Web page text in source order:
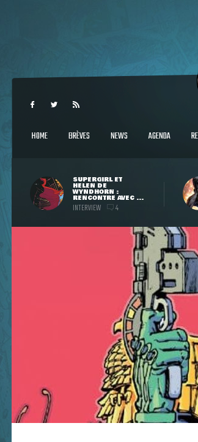
HOME BRÈVES NEWS AGENDA
SUPERGIRL ET
HELEN DE
WYNDHORN :
RENCONTRE AVEC ...
INTERVIEW 4